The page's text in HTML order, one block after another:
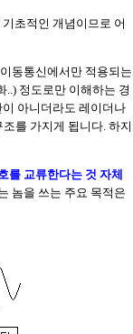
초적인 개념이므로 어
동통신에서만 적용되는
..) 정도로만 이해하는 경
아니더라도 레이더나
를 가지게 됩니다. 하지
를 교류한다는 것 자체
놈을 쓰는 주요 목적은